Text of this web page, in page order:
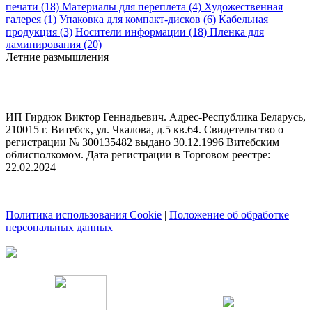
печати (18) Материалы для переплета (4) Художественная
галерея (1) Упаковка для компакт-дисков (6) Кабельная
продукция (3) Носители информации (18) Пленка для
ламинирования (20)
Летние размышления
ИП Гирдюк Виктор Геннадьевич. Адрес-Республика Беларусь,
210015 г. Витебск, ул. Чкалова, д.5 кв.64. Свидетельство о
регистрации № 300135482 выдано 30.12.1996 Витебским
облисполкомом. Дата регистрации в Торговом реестре:
22.02.2024
Политика использования Cookie | Положение об обработке
персональных данных